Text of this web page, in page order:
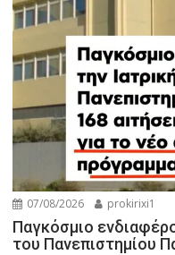
07/08/2026 prokirixi1
Παγκόσμιο
του Πανεπιστημίου